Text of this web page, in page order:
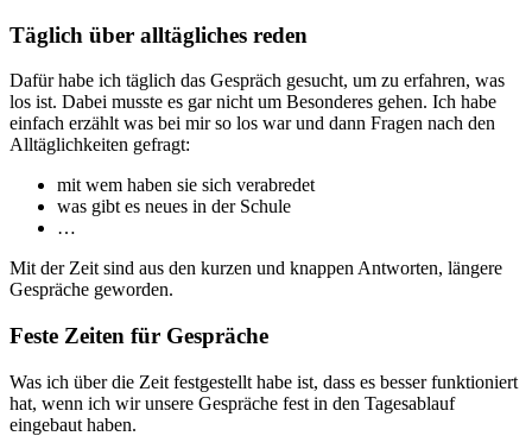
Täglich über alltägliches reden
Dafür habe ich täglich das Gespräch gesucht, um zu erfahren, was
los ist. Dabei musste es gar nicht um Besonderes gehen. Ich habe
einfach erzählt was bei mir so los war und dann Fragen nach den
Alltäglichkeiten gefragt:
mit wem haben sie sich verabredet
was gibt es neues in der Schule
…
Mit der Zeit sind aus den kurzen und knappen Antworten, längere
Gespräche geworden.
Feste Zeiten für Gespräche
Was ich über die Zeit festgestellt habe ist, dass es besser funktioniert
hat, wenn ich wir unsere Gespräche fest in den Tagesablauf
eingebaut haben.